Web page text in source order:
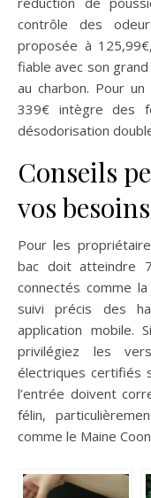
contrôle des
proposée à
fiable avec son
au charbon. Pour
339€ intègre des
désodorisation
Conseils
vos besoins
Pour les
bac doit atteindre
connectés comme
suivi précis des
application mobile.
privilégiez les
électriques certifiés
l’entrée doivent
félin,
comme le Maine